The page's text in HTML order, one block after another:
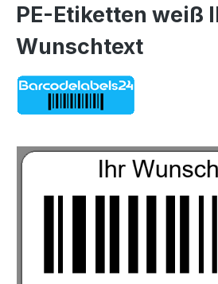
PE-Etiketten weiß
Wunschtext
Bildergalerie überspringen